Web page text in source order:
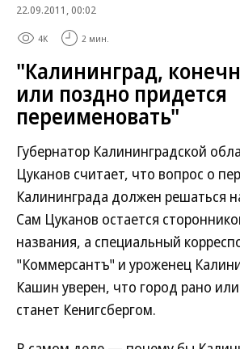
22.09.2011, 00:02
4K 2 мин.
"Калининград,
или поздно придется
переименовать"
Губернатор Калининградской
Цуканов считает, что вопрос о
Калининграда должен решаться
Сам Цуканов остается
названия, а специальный
"Коммерсантъ" и уроженец
Кашин уверен, что город рано
станет Кенигсбергом.